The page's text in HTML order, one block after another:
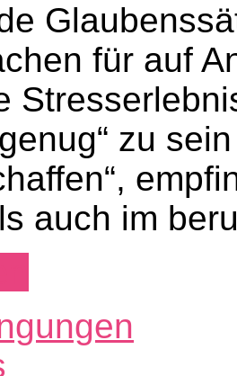
für auf
zu
auch im